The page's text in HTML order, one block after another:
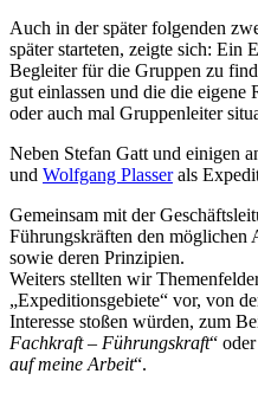
Auch in der später folgenden
später starteten, zeigte sich: Ein
Begleiter für die Gruppen zu
gut einlassen und die die eigene
oder auch mal Gruppenleiter
Neben Stefan Gatt und einigen
und Wolfgang Plasserals
Gemeinsam mit der
Führungskräften den
sowie deren Prinzipien.
Weiters stellten wir
„Expeditionsgebiete“ vor, von
Interesse stoßen würden, zum
Fachkraft – Führungskraft“
auf meine Arbeit“.